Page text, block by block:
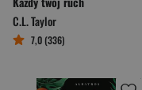
C.L. Taylor
7,0 (336)